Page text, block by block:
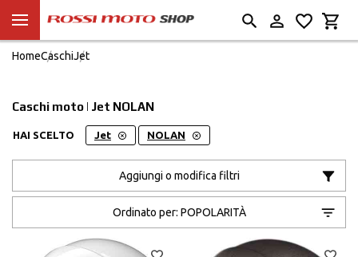
HomeCaschiJet
Caschi moto | Jet NOLAN
HAI SCELTO Jet NOLAN
Aggiungi o modifica filtri
Ordinato per: POPOLARITÀ